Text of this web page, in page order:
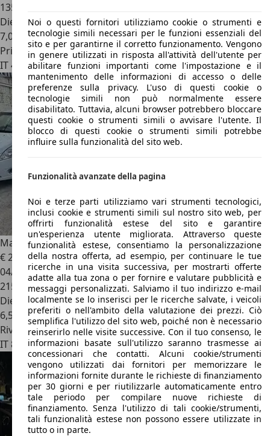
135.000 km
Diesel
7,0 l/100 km (comb.)
Privato
IT 46010Marcaria
Mahindra XUV500 2.2 16v W8 fwd
€ 2.500
04/2014
215.000 km
Diesel
6,5 l/100 km (comb.)
Rivenditore
IT 80040Pollena Trocchia
Noi o questi fornitori utilizziamo cookie o strumenti e
tecnologie simili necessari per le funzioni essenziali del
sito e per garantirne il corretto funzionamento. Vengono
in genere utilizzati in risposta all'attività dell'utente per
abilitare funzioni importanti come l'impostazione e il
mantenimento delle informazioni di accesso o delle
preferenze sulla privacy. L'uso di questi cookie o
tecnologie simili non può normalmente essere
disabilitato. Tuttavia, alcuni browser potrebbero bloccare
questi cookie o strumenti simili o avvisare l'utente. Il
blocco di questi cookie o strumenti simili potrebbe
influire sulla funzionalità del sito web.
Funzionalità avanzate della pagina
Noi e terze parti utilizziamo vari strumenti tecnologici,
inclusi cookie e strumenti simili sul nostro sito web, per
offrirti funzionalità estese del sito e garantire
un'esperienza utente migliorata. Attraverso queste
funzionalità estese, consentiamo la personalizzazione
della nostra offerta, ad esempio, per continuare le tue
ricerche in una visita successiva, per mostrarti offerte
adatte alla tua zona o per fornire e valutare pubblicità e
messaggi personalizzati. Salviamo il tuo indirizzo e-mail
localmente se lo inserisci per le ricerche salvate, i veicoli
preferiti o nell'ambito della valutazione dei prezzi. Ciò
semplifica l'utilizzo del sito web, poiché non è necessario
reinserirlo nelle visite successive. Con il tuo consenso, le
informazioni basate sull'utilizzo saranno trasmesse ai
concessionari che contatti. Alcuni cookie/strumenti
vengono utilizzati dai fornitori per memorizzare le
informazioni fornite durante le richieste di finanziamento
per 30 giorni e per riutilizzarle automaticamente entro
tale periodo per compilare nuove richieste di
finanziamento. Senza l'utilizzo di tali cookie/strumenti,
tali funzionalità estese non possono essere utilizzate in
tutto o in parte.